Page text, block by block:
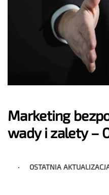
Marketing
wady i zalety –
OSTATNIA